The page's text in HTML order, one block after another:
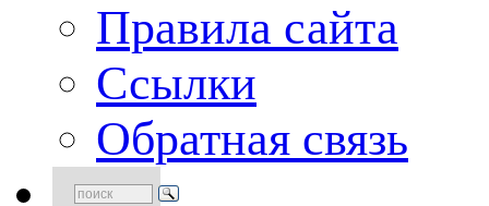
Правила сайта
Ссылки
Обратная связь